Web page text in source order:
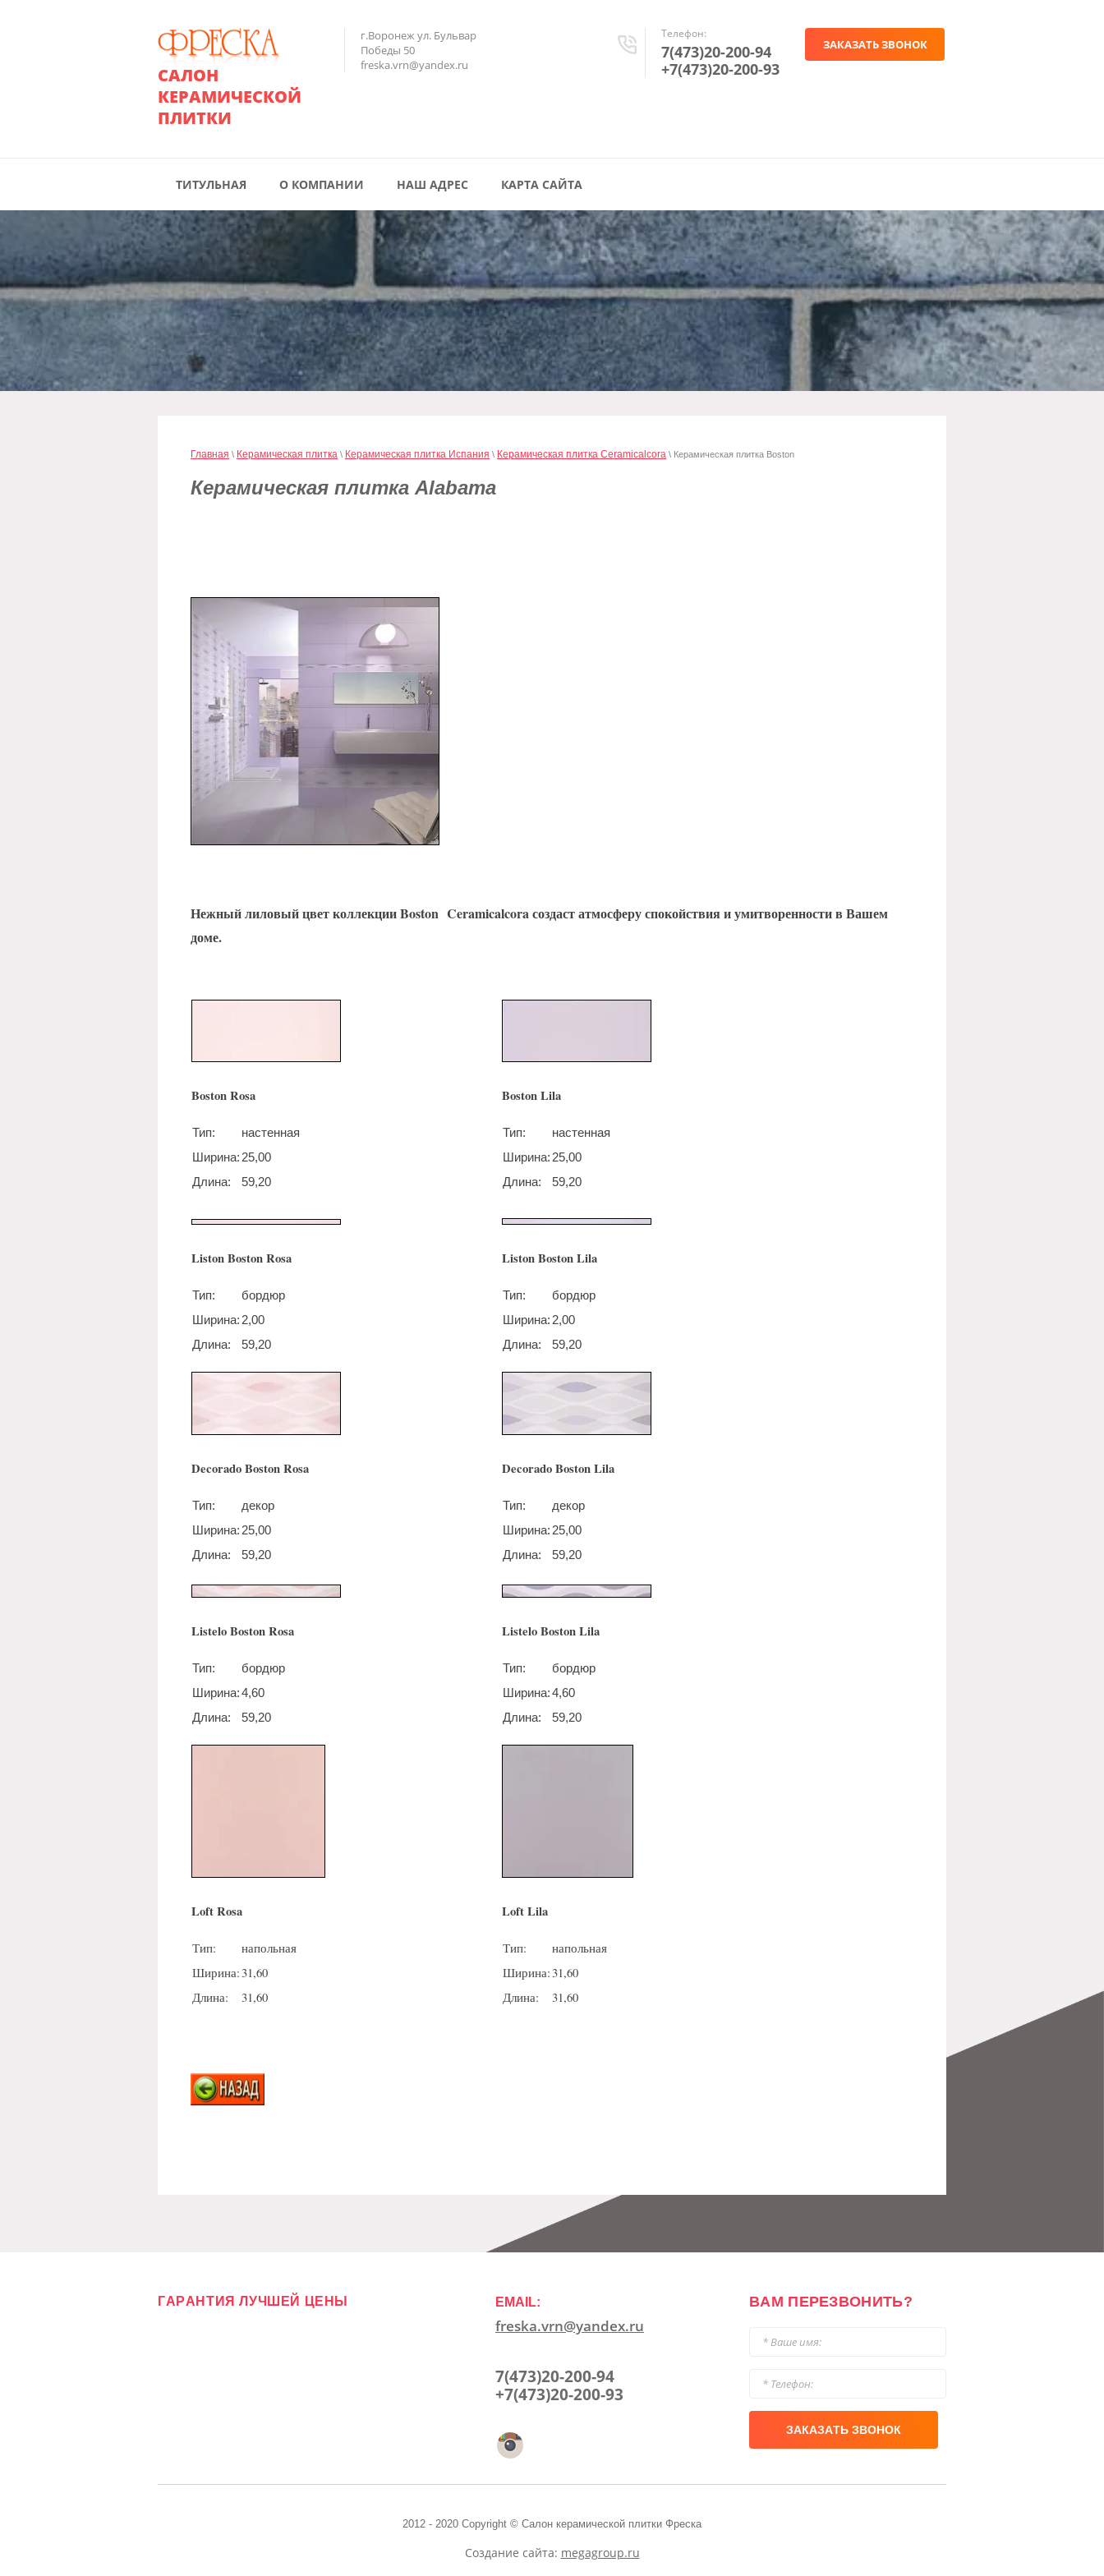
САЛОН
КЕРАМИЧЕСКОЙ
ПЛИТКИ
г.Воронеж ул. Бульвар
Победы 50
freska.vrn@yandex.ru
Телефон:
7(473)20-200-94
+7(473)20-200-93
ЗАКАЗАТЬ ЗВОНОК
ТИТУЛЬНАЯ О КОМПАНИИ НАШ АДРЕС КАРТА САЙТА
Главная \ Керамическая плитка \ Керамическая плитка Испания \ Керамическая плитка Ceramicalcora \ Керамическая плитка Boston
Керамическая плитка Alabama
Нежный лиловый цвет коллекции Boston Ceramicalcora создаст атмосферу спокойствия и умитворенности в Вашем
доме.
Boston Rosa
Тип:
настенная
Ширина:25,00
Длина:
59,20
Boston Lila
Тип:
настенная
Ширина:25,00
Длина:
59,20
Liston Boston Rosa
Тип:
бордюр
Ширина:2,00
Длина:
59,20
Liston Boston Lila
Тип:
бордюр
Ширина:2,00
Длина:
59,20
Decorado Boston Rosa
Тип:
декор
Ширина:25,00
Длина:
59,20
Decorado Boston Lila
Тип:
декор
Ширина:25,00
Длина:
59,20
Listelo Boston Rosa
Тип:
бордюр
Ширина:4,60
Длина:
59,20
Listelo Boston Lila
Тип:
бордюр
Ширина:4,60
Длина:
59,20
Loft Rosa
Тип:
напольная
Ширина:31,60
Длина:
31,60
Loft Lila
Тип:
напольная
Ширина:31,60
Длина:
31,60
ГАРАНТИЯ ЛУЧШЕЙ ЦЕНЫ EMAIL:
freska.vrn@yandex.ru
7(473)20-200-94
+7(473)20-200-93
ВАМ ПЕРЕЗВОНИТЬ?
ЗАКАЗАТЬ ЗВОНОК
2012 - 2020 Copyright © Салон керамической плитки Фреска
Создание сайта: megagroup.ru